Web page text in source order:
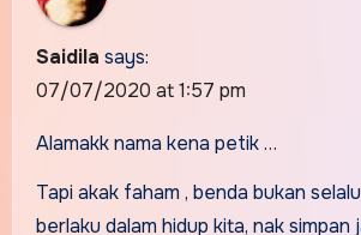
Saidila says:
07/07/2020 at 1:57 pm
Alamakk nama kena petik …
Tapi akak faham , benda bukan selalu
berlaku dalam hidup kita, nak simpan